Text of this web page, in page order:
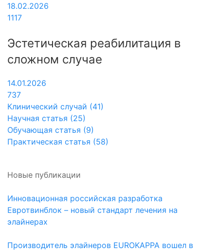
18.02.2026
1117
Эстетическая реабилитация в
сложном случае
14.01.2026
737
Клинический случай (41)
Научная статья (25)
Обучающая статья (9)
Практическая статья (58)
Новые публикации
Инновационная российская разработка
Евротвинблок – новый стандарт лечения на
элайнерах
Производитель элайнеров EUROKAPPA вошел в